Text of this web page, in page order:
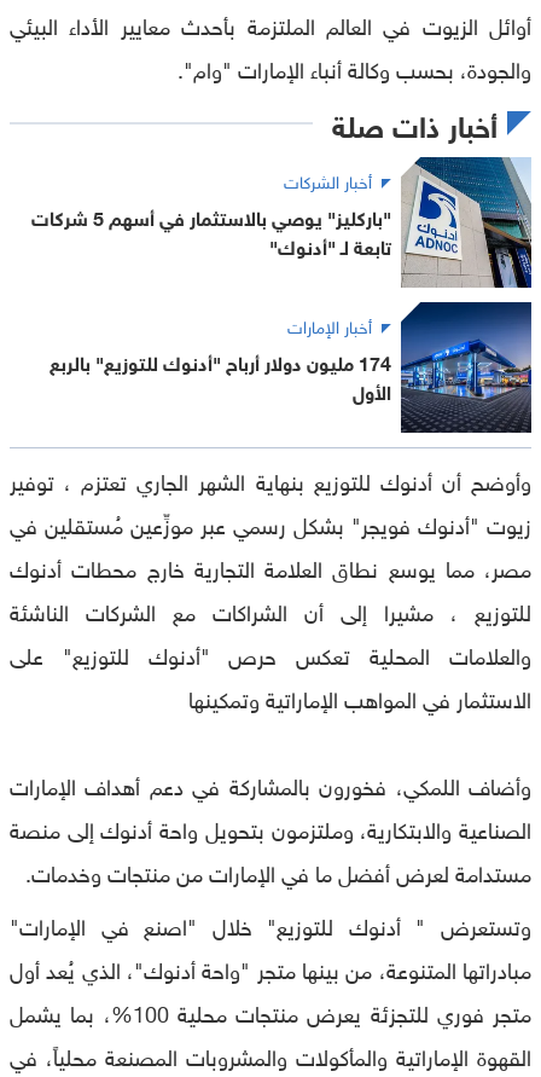
أوائل الزيوت في العالم الملتزمة بأحدث معايير الأداء البيئي
والجودة، بحسب وكالة أنباء الإمارات "وام".
أخبار ذات صلة
أخبار الشركات
"باركليز" يوصي بالاستثمار في أسهم 5 شركات
تابعة لـ "أدنوك"
أخبار الإمارات
174 مليون دولار أرباح "أدنوك للتوزيع" بالربع
الأول
وأوضح أن أدنوك للتوزيع بنهاية الشهر الجاري تعتزم ، توفير
زيوت "أدنوك فويجر" بشكل رسمي عبر موزِّعين مُستقلين في
مصر، مما يوسع نطاق العلامة التجارية خارج محطات أدنوك
للتوزيع ، مشيرا إلى أن الشراكات مع الشركات الناشئة
والعلامات المحلية تعكس حرص "أدنوك للتوزيع" على
الاستثمار في المواهب الإماراتية وتمكينها
وأضاف اللمكي، فخورون بالمشاركة في دعم أهداف الإمارات
الصناعية والابتكارية، وملتزمون بتحويل واحة أدنوك إلى منصة
مستدامة لعرض أفضل ما في الإمارات من منتجات وخدمات.
وتستعرض " أدنوك للتوزيع" خلال "اصنع في الإمارات"
مبادراتها المتنوعة، من بينها متجر "واحة أدنوك"، الذي يُعد أول
متجر فوري للتجزئة يعرض منتجات محلية 100%، بما يشمل
القهوة الإماراتية والمأكولات والمشروبات المصنعة محلياً، في